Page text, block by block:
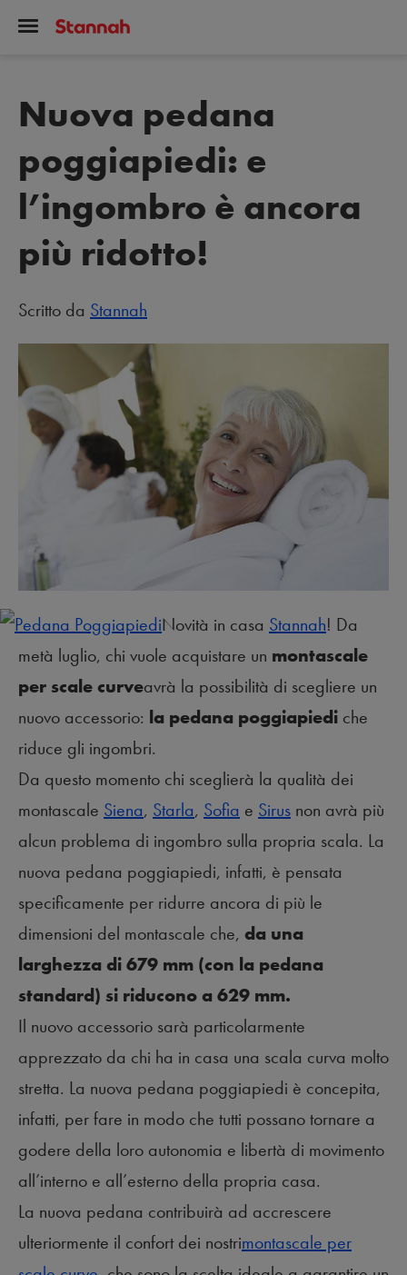
Nuova pedana
poggiapiedi: e
l’ingombro è ancora
più ridotto!
Scritto da Stannah
Novità in casa Stannah! Da
metà luglio, chi vuole acquistare un montascale
per scale curveavrà la possibilità di scegliere un
nuovo accessorio: la pedana poggiapiedi che
riduce gli ingombri.
Da questo momento chi sceglierà la qualità dei
montascale Siena, Starla, Sofia e Sirus non avrà più
alcun problema di ingombro sulla propria scala. La
nuova pedana poggiapiedi, infatti, è pensata
specificamente per ridurre ancora di più le
dimensioni del montascale che, da una
larghezza di 679 mm (con la pedana
standard) si riducono a 629 mm.
Il nuovo accessorio sarà particolarmente
apprezzato da chi ha in casa una scala curva molto
stretta. La nuova pedana poggiapiedi è concepita,
infatti, per fare in modo che tutti possano tornare a
godere della loro autonomia e libertà di movimento
all’interno e all’esterno della propria casa.
La nuova pedana contribuirà ad accrescere
ulteriormente il confort dei nostrimontascale per